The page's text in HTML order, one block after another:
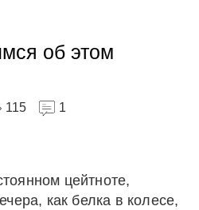
об этом
115 1
цейтноте,
как белка в колесе,